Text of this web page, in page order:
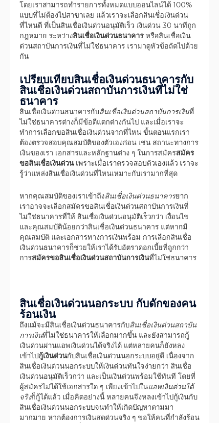
โดยเราสามารถทำรายการทั้งหมดแบบออนไลน์ได้ 100%
แบบที่ไม่ต้องไปสาขาเลย แล้วเราจะเลือกสินเชื่อเงินด่วน
ที่ไหนดี ที่เป็นสินเชื่อเงินด่วนอนุมัติเร็ว เงินด่วน 30 นาทีถูก
กฎหมาย ระหว่างสินเชื่อเงินด่วนธนาคาร หรือสินเชื่อเงิน
ด่วนสถาบันการเงินที่ไม่ใช่ธนาคาร เรามาดูหัวข้อถัดไปด้วย
กัน
เปรียบเทียบสินเชื่อเงินด่วนธนาคารกับ
สินเชื่อเงินด่วนสถาบันการเงินที่ไม่ใช่
ธนาคาร
สินเชื่อเงินด่วนธนาคารกับสินเชื่อเงินด่วนสถาบันการเงินที่
ไม่ใช่ธนาคารต่างก็มีข้อดีแตกต่างกันไป และเมื่อเราจะ
ทำการเลือกขอสินเชื่อเงินด่วนจากที่ไหน ขั้นตอนแรกเรา
ต้องตรวจสอบคุณสมบัติของตัวเองก่อน เช่น สถานะทางการ
เงินของเรา เอกสารและหลักฐานต่าง ๆ ในการสมัครสมัคร
ขอสินเชื่อเงินด่วนเพราะเมื่อเราตรวจสอบตัวเองแล้ว เราจะ
รู้ว่าแหล่งสินเชื่อเงินด่วนที่ไหนเหมาะกับเรามากที่สุด
หากคุณสมบัติของเราเข้าถึงสินเชื่อเงินด่วนธนาคารยาก
เราอาจจะเลือกสมัครขอสินเชื่อเงินด่วนสถาบันการเงินที่
ไม่ใช่ธนาคารที่ให้ สินเชื่อเงินด่วนอนุมัติเร็วกว่า เงื่อนไข
และคุณสมบัติน้อยกว่าสินเชื่อเงินด่วนธนาคาร แต่หากมี
คุณสมบัติ และเอกสารทางการเงินพร้อม การเลือกสินเชื่อ
เงินด่วนธนาคารก็ช่วยให้เราได้รับอัตราดอกเบี้ยที่ถูกกว่า
การสมัครขอสินเชื่อเงินด่วนสถาบันการเงินที่ไม่ใช่ธนาคาร
สินเชื่อเงินด่วนนอกระบบ กับดักของคน
ร้อนเงิน
ถึงแม้จะมีสินเชื่อเงินด่วนธนาคารกับสินเชื่อเงินด่วนสถาบัน
การเงินที่ไม่ใช่ธนาคารให้เลือกมากขึ้น และยังสามารถกู้
เงินด่วนผ่านแอพเงินด่วนได้จริงได้ แต่หลายคนก็ยังหลง
เข้าไปกู้เงินด่วนกับสินเชื่อเงินด่วนนอกระบบอยู่ดี เนื่องจาก
สินเชื่อเงินด่วนนอกระบบให้เงินด่วนทันใจง่ายกว่า สินเชื่อ
เงินด่วนอนุมัติเร็วกว่า และเป็นเงินด่วนพร้อมใช้ทันที โดยที่
ผู้สมัครไม่ได้ใช้เอกสารใด ๆ เพียงเข้าไปในแอพเงินด่วนได้
จริงก็กู้ได้แล้ว เมื่อคิดอย่างนี้ หลายคนจึงหลงเข้าไปกู้เงินกับ
สินเชื่อเงินด่วนนอกระบบจนทำให้เกิดปัญหาตามมา
มากมาย หากต้องการเงินสดด่วนจริง ๆ ขอให้คนที่กำลังร้อน